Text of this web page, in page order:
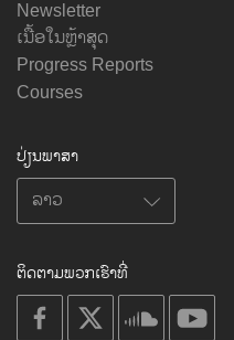
Newsletter
ເນື້ອໃນຫຼ້າສຸດ
Progress Reports
Courses
ປ່ຽນພາສາ
ຕິດຕາມພວກເຮົາທີ່
on
facebook
on
on
soundcloud
on